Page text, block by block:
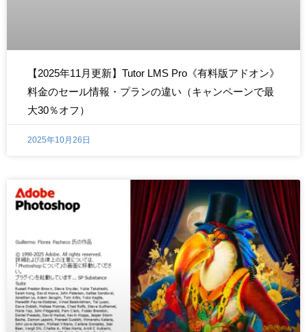
【2025年11月更新】Tutor LMS Pro《有料版アドオン》
料金のセール情報・プランの違い（キャンペーンで最
大30％オフ）
2025年10月26日